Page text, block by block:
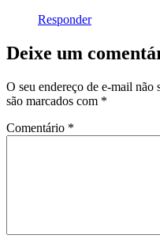
Responder
Deixe um
O seu endereço de e-mail não
são marcados com *
Comentário *